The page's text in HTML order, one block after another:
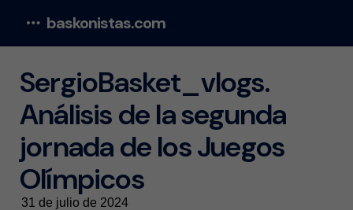
baskonistas.com
SergioBasket_vlogs.
Análisis de la segunda
jornada de los Juegos
Olímpicos
31 de julio de 2024